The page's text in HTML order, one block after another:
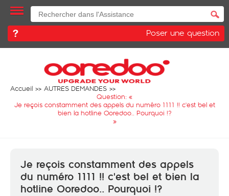
Poser une question
Accueil
AUTRES DEMANDES
Question: «
Je reçois constamment des appels du numéro 1111 !! c'est bel et
bien la hotline Ooredoo.. Pourquoi !?
»
Je reçois constamment des appels
du numéro 1111 !! c'est bel et bien la
hotline Ooredoo.. Pourquoi !?